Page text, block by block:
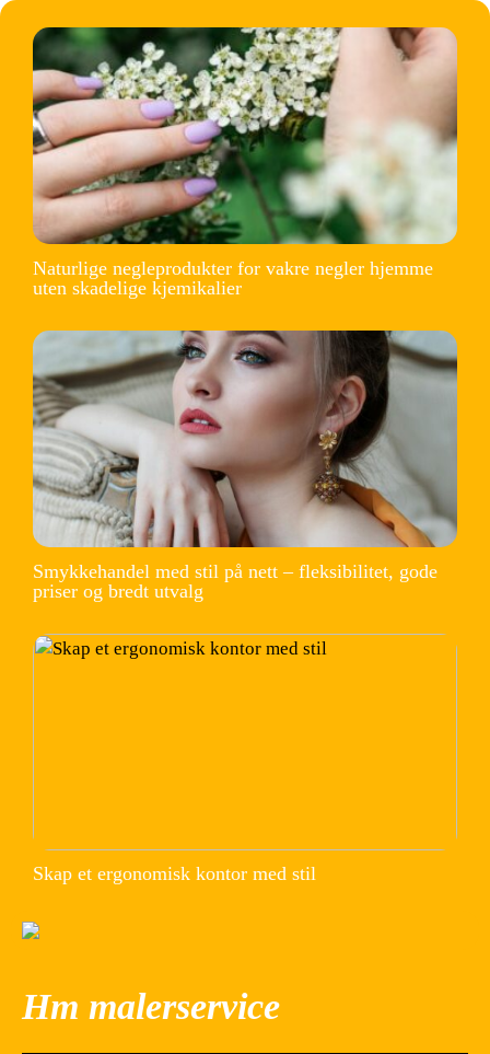
Naturlige negleprodukter for vakre negler hjemme
uten skadelige kjemikalier
Smykkehandel med stil på nett – fleksibilitet, gode
priser og bredt utvalg
Skap et ergonomisk kontor med stil
Hm malerservice